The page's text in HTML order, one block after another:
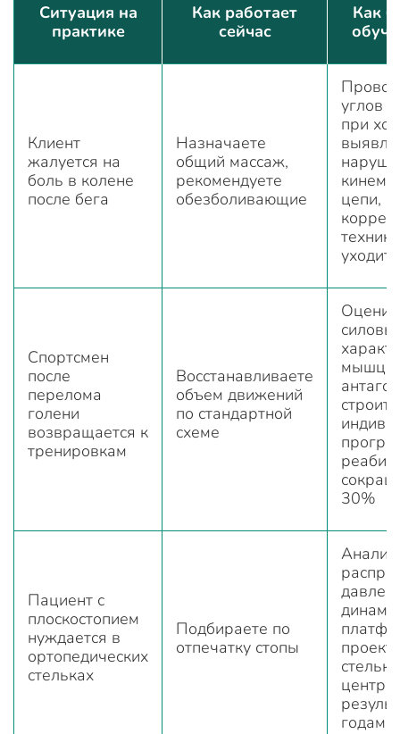
Ситуация на
практике
Как работает
сейчас
Как
Клиент
жалуется на
боль в колене
после бега
Назначаете
общий массаж,
рекомендуете
обезболивающие
углов в
при
цепи,
уходит
Спортсмен
после
перелома
голени
возвращается к
тренировкам
Восстанавливаете
объем движений
по стандартной
схеме
мышц-
строите
30%
Пациент с
плоскостопием
нуждается в
ортопедических
стельках
Подбираете по
отпечатку стопы
годами